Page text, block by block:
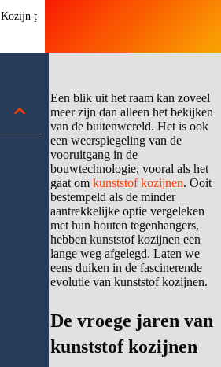
Kozijn profielen
Een blik uit het raam kan zoveel
meer zijn dan alleen het bekijken
van de buitenwereld. Het is ook
een weerspiegeling van de
vooruitgang in de
bouwtechnologie, vooral als het
gaat om kunststof kozijnen. Ooit
bestempeld als de minder
aantrekkelijke optie vergeleken
met hun houten tegenhangers,
hebben kunststof kozijnen een
lange weg afgelegd. Laten we
eens duiken in de fascinerende
evolutie van kunststof kozijnen.
De vroege jaren van
kunststof kozijnen